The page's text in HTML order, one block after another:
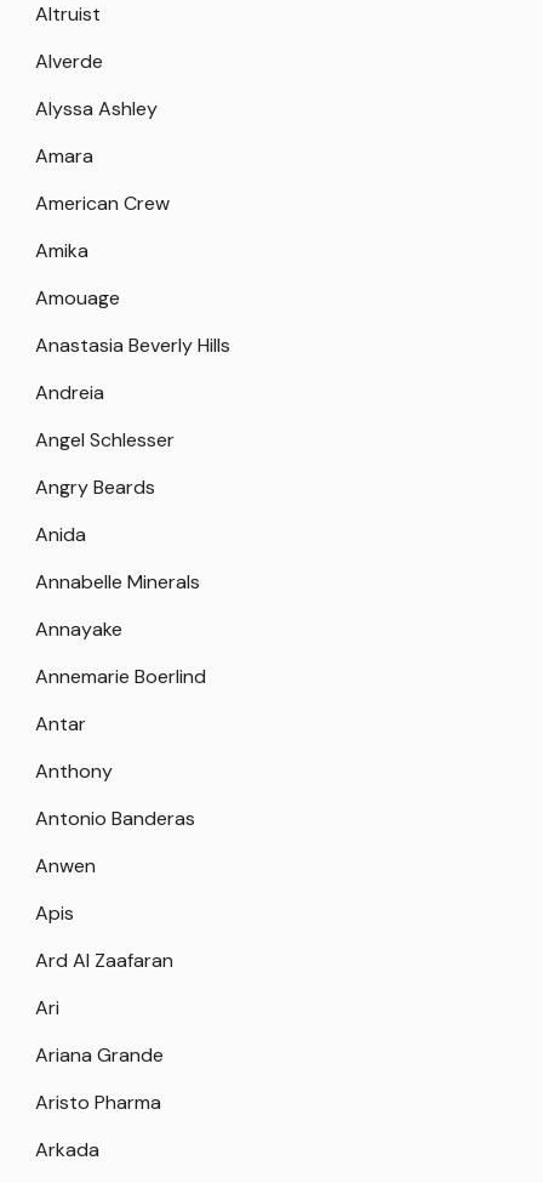
Altruist
Alverde
Alyssa Ashley
Amara
American Crew
Amika
Amouage
Anastasia Beverly Hills
Andreia
Angel Schlesser
Angry Beards
Anida
Annabelle Minerals
Annayake
Annemarie Boerlind
Antar
Anthony
Antonio Banderas
Anwen
Apis
Ard Al Zaafaran
Ari
Ariana Grande
Aristo Pharma
Arkada